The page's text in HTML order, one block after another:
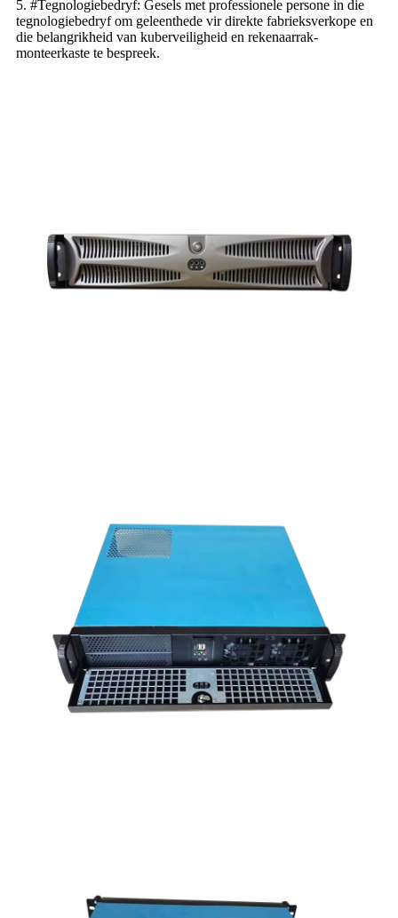
5. #Tegnologiebedryf: Gesels met professionele persone in die
tegnologiebedryf om geleenthede vir direkte fabrieksverkope en
die belangrikheid van kuberveiligheid en rekenaarrak-
monteerkaste te bespreek.